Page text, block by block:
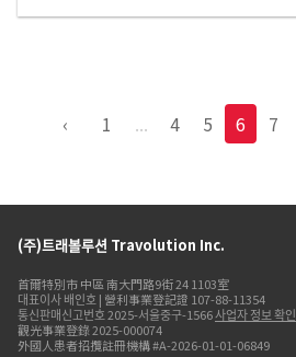
‹ 1 ... 4 5 6 7
(주)트래볼루션 Travolution Inc.
首爾特別市 中區 南大門路9街 24 1103室
대표이사 배인호 | 營利事業登記證 107-88-11354
통신판매신고번호 2025-서울중구-1566사업자 정보 확인
觀光事業登錄 2025-000074
外國人患者招攬註冊機構 #A-2026-01-01-06849